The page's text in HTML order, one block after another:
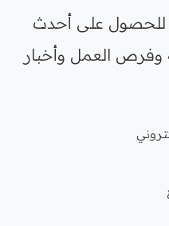
للحصول على أحدث
وفرص العمل وأخبار